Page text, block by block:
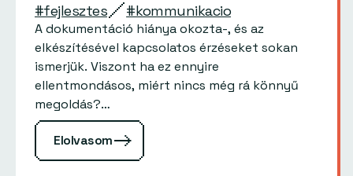
#fejlesztes #kommunikacio
A dokumentáció hiánya okozta-, és az
elkészítésével kapcsolatos érzéseket sokan
ismerjük. Viszont ha ez ennyire
ellentmondásos, miért nincs még rá könnyű
megoldás?…
Elolvasom